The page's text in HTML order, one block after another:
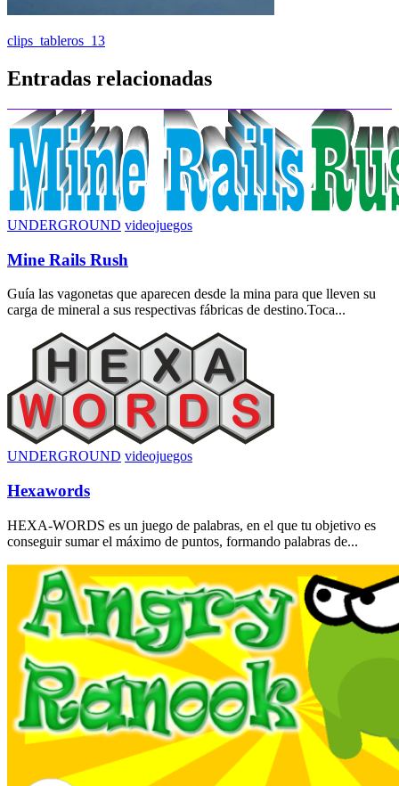
Navegación
de
entradas
clips_tableros_13
Entradas relacionadas
UNDERGROUND videojuegos
Mine Rails Rush
Guía las vagonetas que aparecen desde la mina para que lleven su
carga de mineral a sus respectivas fábricas de destino.Toca...
UNDERGROUND videojuegos
Hexawords
HEXA-WORDS es un juego de palabras, en el que tu objetivo es
conseguir sumar el máximo de puntos, formando palabras de...